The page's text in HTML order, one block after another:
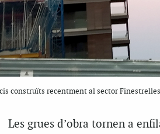
construïts recentment al sector
Les grues d’obra tornen a